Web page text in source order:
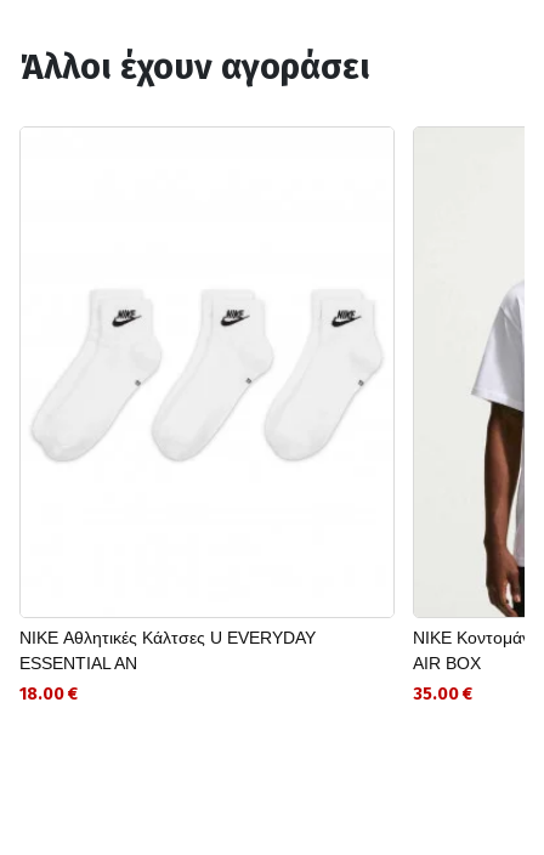
Άλλοι έχουν αγοράσει
NIKE Αθλητικές Κάλτσες U EVERYDAY
ESSENTIAL AN
18.00 €
NIKE
AIR BOX
35.00 €